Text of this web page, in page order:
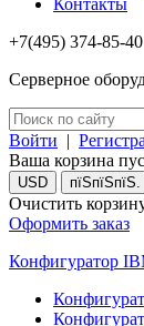
Контакты
+7(495) 374-85-40
Серверное
Войти |
Ваша корзина
USD пїЅпїЅпїЅ.
Очистить
Оформить заказ
Конфигуратор